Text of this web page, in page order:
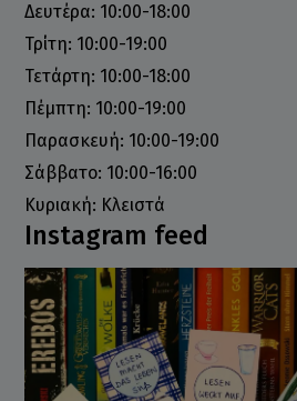
Δευτέρα: 10:00-18:00
Τρίτη: 10:00-19:00
Τετάρτη: 10:00-18:00
Πέμπτη: 10:00-19:00
Παρασκευή: 10:00-19:00
Σάββατο: 10:00-16:00
Κυριακή: Κλειστά
Instagram feed